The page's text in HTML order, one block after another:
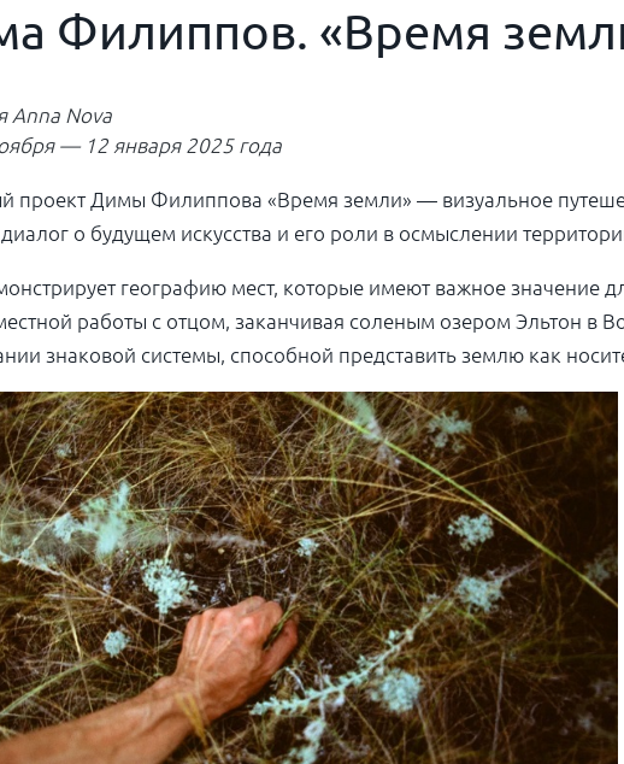
Филиппов. «Время
Anna Nova
— 12 января 2025 года
проект Димы Филиппова «Время земли» — визуальное
о будущем искусства и его роли в осмыслении
географию мест, которые имеют важное значение
работы с отцом, заканчивая соленым озером Эльтон в
знаковой системы, способной представить землю как